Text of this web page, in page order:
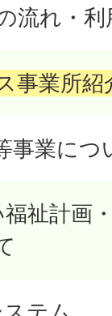
流れ・利
事業所紹
事業につ
祉計画